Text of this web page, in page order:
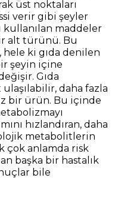
üst noktaları
verir gibi şeyler
kullanılan maddeler
alt türünü. Bu
ki gıda denilen
şeyin içine
Gıda
daha fazla
bir ürün. Bu içinde
hızlandıran, daha
metabolitlerin
çok anlamda risk
başka bir hastalık
bile